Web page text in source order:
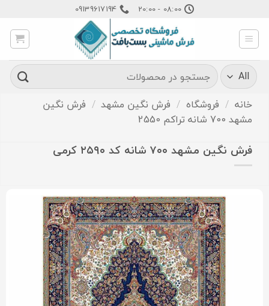
content
08:00 - 20:00
09139617194
جستجو
برای:
خانه / فروشگاه / فرش نگین مشهد / فرش نگین
مشهد 700 شانه تراکم 2550
فرش نگین مشهد ۷۰۰ شانه کد ۲۵۹۰ کرمی